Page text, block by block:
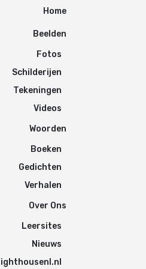
Home
Beelden
Fotos
Schilderijen
Tekeningen
Videos
Woorden
Boeken
Gedichten
Verhalen
Over Ons
Leersites
Nieuws